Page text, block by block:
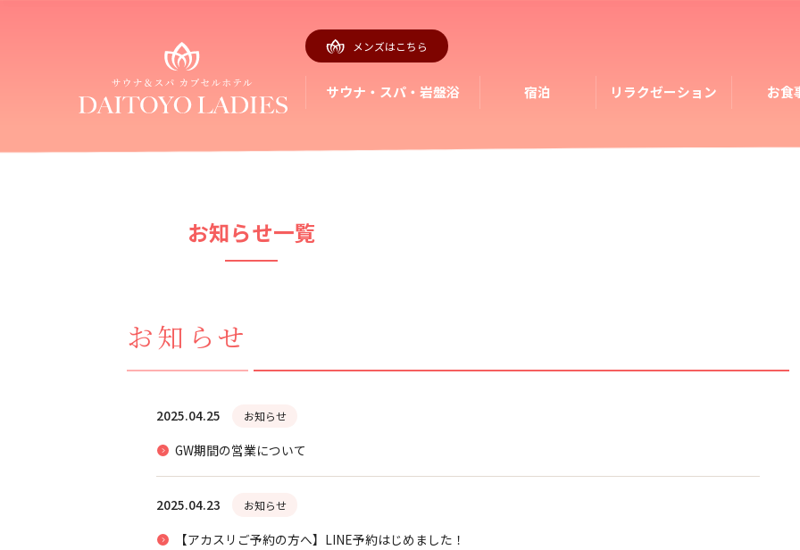
メンズはこちら
サウナ・スパ・岩盤浴 宿泊 リラクゼーション お食
お知らせ一覧
お知らせ
2025.04.25 お知らせ
GW期間の営業について
2025.04.23 お知らせ
【アカスリご予約の方へ】LINE予約はじめました！